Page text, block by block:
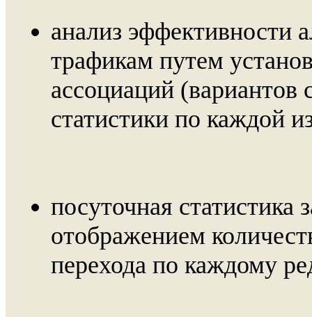
анализ эффективности
трафикам путем
ассоциаций
статистики по каждой
посуточная статистика
отображением
перехода по каждому